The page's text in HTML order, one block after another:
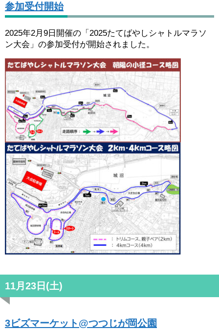
参加受付開始
2025年2月9日開催の「2025たてばやしシャトルマラソ
ン大会」の参加受付が開始されました。
11月23日(土)
3ビズマーケット@つつじが岡公園